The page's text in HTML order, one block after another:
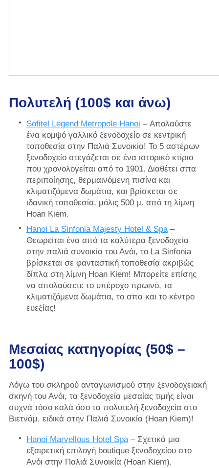
Πολυτελή (100$ και άνω)
Sofitel Legend Metropole Hanoi – Απολαύστε
ένα κομψό γαλλικό ξενοδοχείο σε κεντρική
τοποθεσία στην Παλιά Συνοικία! Το 5 αστέρων
ξενοδοχείο στεγάζεται σε ένα ιστορικό κτίριο
που χρονολογείται από το 1901. Διαθέτει σπα
περιποίησης, θερμαινόμενη πισίνα και
κλιματιζόμενα δωμάτια, και βρίσκεται σε
ιδανική τοποθεσία, μόλις 500 μ. από τη λίμνη
Hoan Kiem.
Hanoi La Sinfonia Majesty Hotel & Spa–
Θεωρείται ένα από τα καλύτερα ξενοδοχεία
στην παλιά συνοικία του Ανόι, το La Sinfonia
βρίσκεται σε φανταστική τοποθεσία ακριβώς
δίπλα στη λίμνη Hoan Kiem! Μπορείτε επίσης
να απολαύσετε το υπέροχο πρωινό, τα
κλιματιζόμενα δωμάτια, το σπα και το κέντρο
ευεξίας!
Μεσαίας κατηγορίας (50$ –
100$)
Λόγω του σκληρού ανταγωνισμού στην ξενοδοχειακή
σκηνή του Ανόι, τα ξενοδοχεία μεσαίας τιμής είναι
συχνά τόσο καλά όσο τα πολυτελή ξενοδοχεία στο
Βιετνάμ, ειδικά στην Παλιά Συνοικία (Hoan Kiem)!
Hanoi Marvellous Hotel Spa– Σχετικά μια
εξαιρετική επιλογή boutique ξενοδοχείου στο
Ανόι στην Παλιά Συνοικία (Hoan Kiem),